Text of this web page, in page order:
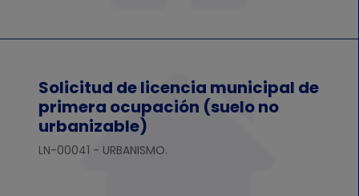
Solicitud de licencia municipal de
primera ocupación (suelo no
urbanizable)
LN-00041 - URBANISMO.